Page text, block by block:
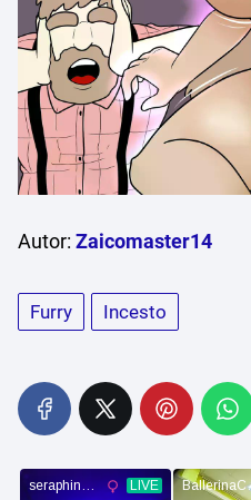
Autor: Zaicomaster14
Furry Incesto